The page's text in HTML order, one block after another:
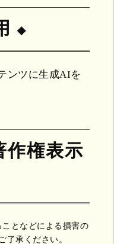
ンツに生成AIを
作権表示
となどによる損害の
了承ください。